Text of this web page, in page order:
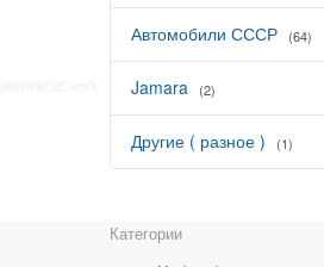
Автомобили СССР (64)
Jamara (2)
Другие ( разное ) (1)
Категории